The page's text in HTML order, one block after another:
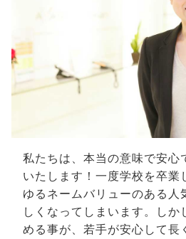
私たちは、本当の意味で安心
いたします！一度学校を卒業
ゆるネームバリューのある人
しくなってしまいます。しか
める事が、若手が安心して長